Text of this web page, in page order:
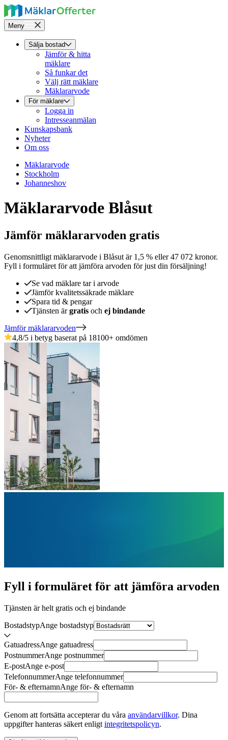
Meny
Sälja bostad
Jämför & hitta
mäklare
Så funkar det
Välj rätt mäklare
Mäklararvode
För mäklare
Logga in
Intresseanmälan
Kunskapsbank
Nyheter
Om oss
Mäklararvode
Stockholm
Johanneshov
Mäklararvode Blåsut
Jämför mäklararvoden gratis
Genomsnittligt mäklararvode i Blåsut är 1,5 % eller47 072 kronor.
Fyll i formuläret för att jämföra arvoden för just din försäljning!
Se vad mäklare tar i arvode
Jämför kvalitetssäkrade mäklare
Spara tid & pengar
Tjänsten ärgratis och ej bindande
Jämför mäklararvoden
4,8/5 i betyg baserat på 18100+ omdömen
Fyll i formuläret för att jämföra arvoden
Tjänsten är helt gratis och ej bindande
BostadstypAnge bostadstyp
GatuadressAnge gatuadress
PostnummerAnge postnummer
E-postAnge e-post
TelefonnummerAnge telefonnummer
För- & efternamnAnge för- & efternamn
Genom att fortsätta accepterar du våra användarvillkor. Dina
uppgifter hanteras säkert enligt integritetspolicyn.